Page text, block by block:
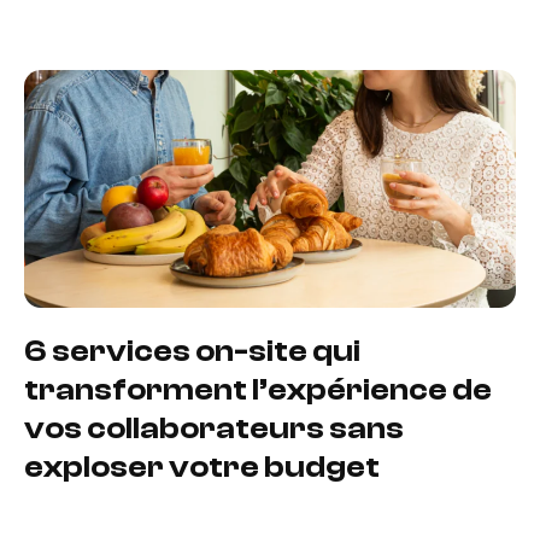
6 services on-site qui
transforment l’expérience de
vos collaborateurs sans
exploser votre budget